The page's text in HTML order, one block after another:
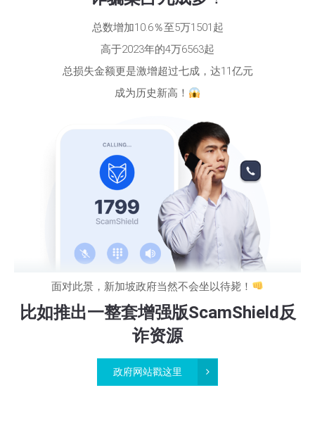
总数增加10.6％至5万1501起
高于2023年的4万6563起
总损失金额更是激增超过七成，达11亿元
成为历史新高！
面对此景，新加坡政府当然不会坐以待毙！
比如推出一整套增强版ScamShield反
诈资源
政府网站戳这里